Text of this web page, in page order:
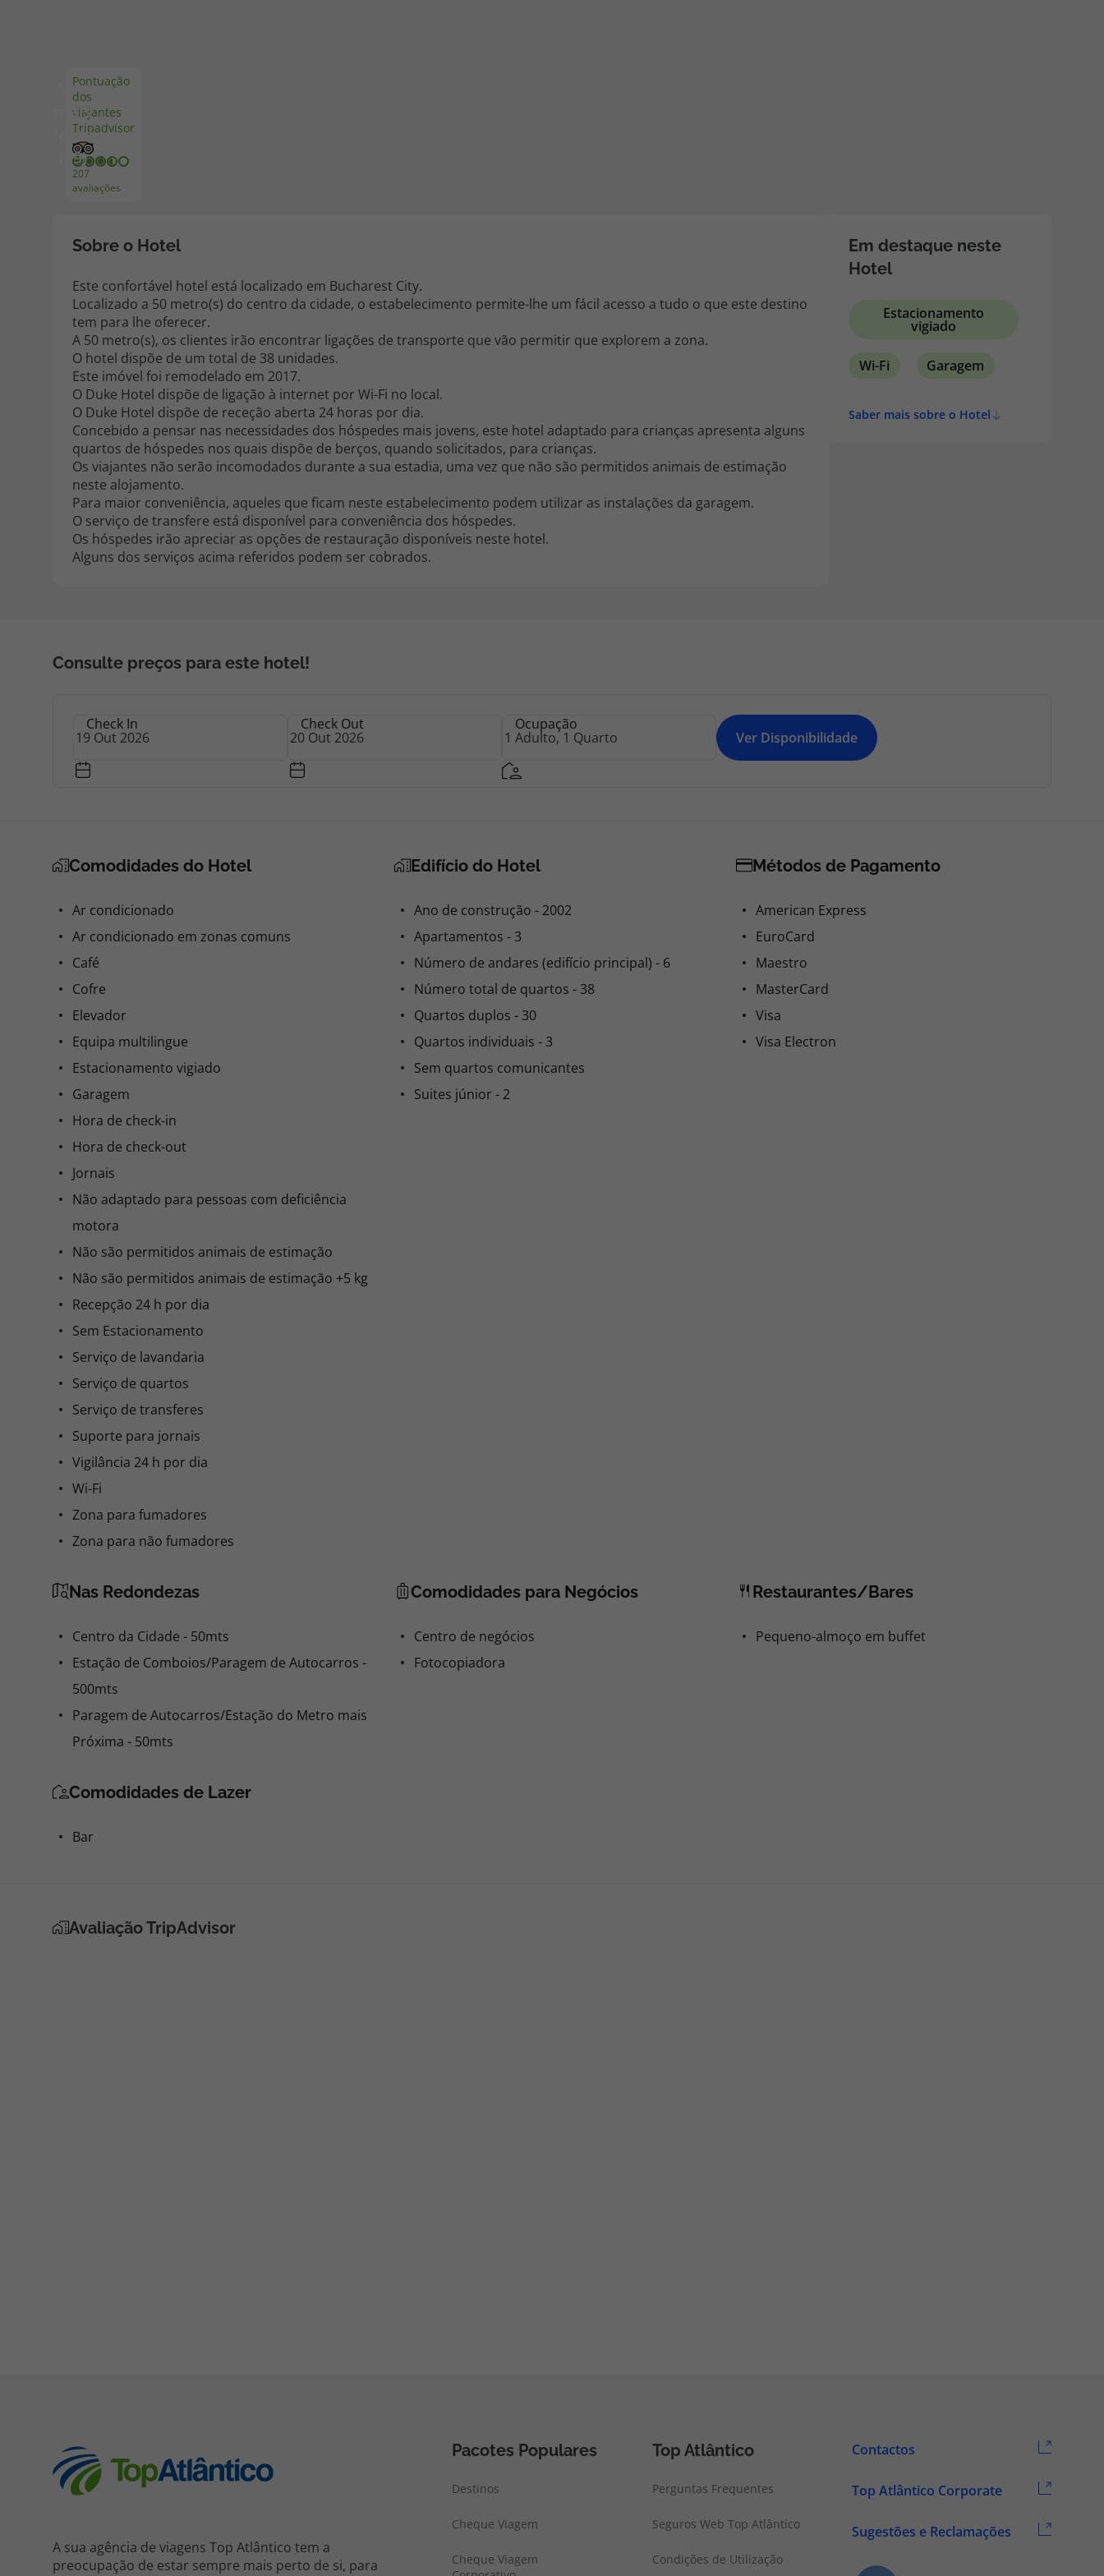
Disneyland ® Paris
Pontuação
dos
viajantes
Tripadvisor
207
avaliações
Ver
mais
fotos
(99)
Sobre o Hotel
Este confortável hotel está localizado em Bucharest City.
Localizado a 50 metro(s) do centro da cidade, o estabelecimento permite-lhe um fácil acesso a tudo o que este destino
tem para lhe oferecer.
A 50 metro(s), os clientes irão encontrar ligações de transporte que vão permitir que explorem a zona.
O hotel dispõe de um total de 38 unidades.
Este imóvel foi remodelado em 2017.
O Duke Hotel dispõe de ligação à internet por Wi-Fi no local.
O Duke Hotel dispõe de receção aberta 24 horas por dia.
Concebido a pensar nas necessidades dos hóspedes mais jovens, este hotel adaptado para crianças apresenta alguns
quartos de hóspedes nos quais dispõe de berços, quando solicitados, para crianças.
Os viajantes não serão incomodados durante a sua estadia, uma vez que não são permitidos animais de estimação
neste alojamento.
Para maior conveniência, aqueles que ficam neste estabelecimento podem utilizar as instalações da garagem.
O serviço de transfere está disponível para conveniência dos hóspedes.
Os hóspedes irão apreciar as opções de restauração disponíveis neste hotel.
Alguns dos serviços acima referidos podem ser cobrados.
Em destaque neste
Hotel
Estacionamento
vigiado
Wi-Fi Garagem
Saber mais sobre o Hotel
Consulte preços para este hotel!
Check In Check Out Ocupação
Ver Disponibilidade
Comodidades do Hotel
Ar condicionado
Ar condicionado em zonas comuns
Café
Cofre
Elevador
Equipa multilingue
Estacionamento vigiado
Garagem
Hora de check-in
Hora de check-out
Jornais
Não adaptado para pessoas com deficiência
motora
Não são permitidos animais de estimação
Não são permitidos animais de estimação +5 kg
Recepção 24 h por dia
Sem Estacionamento
Serviço de lavandaria
Serviço de quartos
Serviço de transferes
Suporte para jornais
Vigilância 24 h por dia
Wi-Fi
Zona para fumadores
Zona para não fumadores
Edifício do Hotel
Ano de construção - 2002
Apartamentos - 3
Número de andares (edifício principal) - 6
Número total de quartos - 38
Quartos duplos - 30
Quartos individuais - 3
Sem quartos comunicantes
Suites júnior - 2
Métodos de Pagamento
American Express
EuroCard
Maestro
MasterCard
Visa
Visa Electron
Nas Redondezas
Centro da Cidade - 50mts
Estação de Comboios/Paragem de Autocarros -
500mts
Paragem de Autocarros/Estação do Metro mais
Próxima - 50mts
Comodidades para Negócios
Centro de negócios
Fotocopiadora
Restaurantes/Bares
Pequeno-almoço em buffet
Comodidades de Lazer
Bar
Avaliação TripAdvisor
A sua agência de viagens Top Atlântico tem a
preocupação de estar sempre mais perto de si, para
Pacotes Populares
Destinos
Cheque Viagem
Cheque Viagem
Top Atlântico
Perguntas Frequentes
Seguros Web Top Atlântico
Condições de Utilização
Contactos
Top Atlântico Corporate
Sugestões e Reclamações